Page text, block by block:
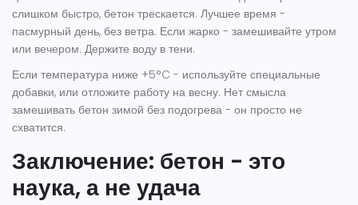
слишком быстро, бетон трескается. Лучшее время -
пасмурный день, без ветра. Если жарко - замешивайте утром
или вечером. Держите воду в тени.
Если температура ниже +5°C - используйте специальные
добавки, или отложите работу на весну. Нет смысла
замешивать бетон зимой без подогрева - он просто не
схватится.
Заключение: бетон - это
наука, а не удача